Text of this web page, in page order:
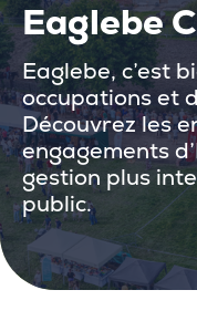
Eaglebe
Eaglebe, c’est
occupations et
Découvrez les
engagements
gestion plus
public.